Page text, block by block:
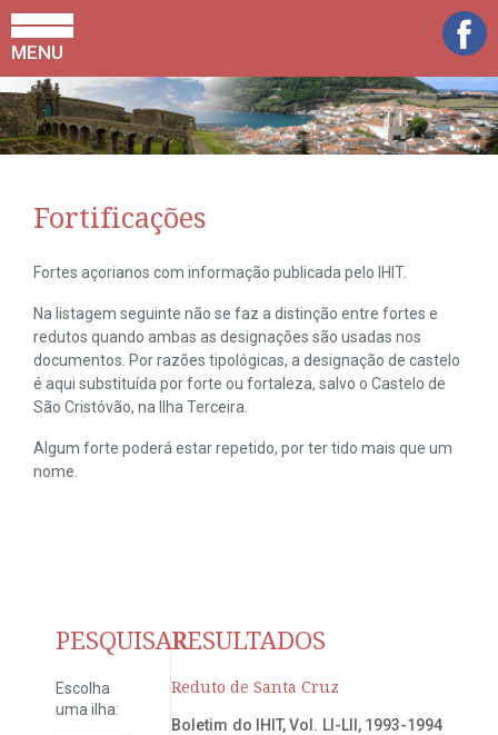
MENU
Fortificações
Fortes açorianos com informação publicada pelo IHIT.
Na listagem seguinte não se faz a distinção entre fortes e
redutos quando ambas as designações são usadas nos
documentos. Por razões tipológicas, a designação de castelo
é aqui substituída por forte ou fortaleza, salvo o Castelo de
São Cristóvão, na Ilha Terceira.
Algum forte poderá estar repetido, por ter tido mais que um
nome.
PESQUISAR
Escolha
uma ilha:
RESULTADOS
Reduto de Santa Cruz
Boletim do IHIT, Vol. LI-LII, 1993-1994